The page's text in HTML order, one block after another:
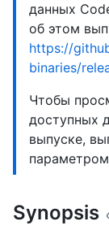
данных
об этом
https://
binaries/
Чтобы
доступных
выпуске,
Synopsis